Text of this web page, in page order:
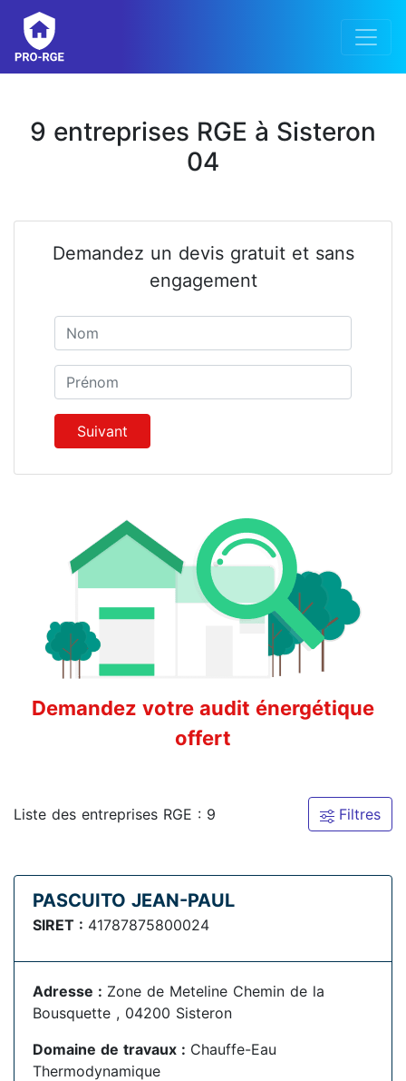
9 entreprises RGE à Sisteron
04
Demandez un devis gratuit et sans
engagement
Prénom
Suivant
Demandez votre audit énergétique
offert
Liste des entreprises RGE : 9 Filtres
PASCUITO JEAN-PAUL
SIRET : 41787875800024
Adresse : Zone de Meteline Chemin de la
Bousquette , 04200 Sisteron
Domaine de travaux : Chauffe-Eau
Thermodynamique